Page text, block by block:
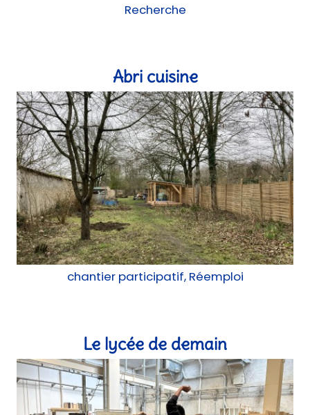
Recherche
Abri cuisine
chantier participatif, Réemploi
Le lycée de demain